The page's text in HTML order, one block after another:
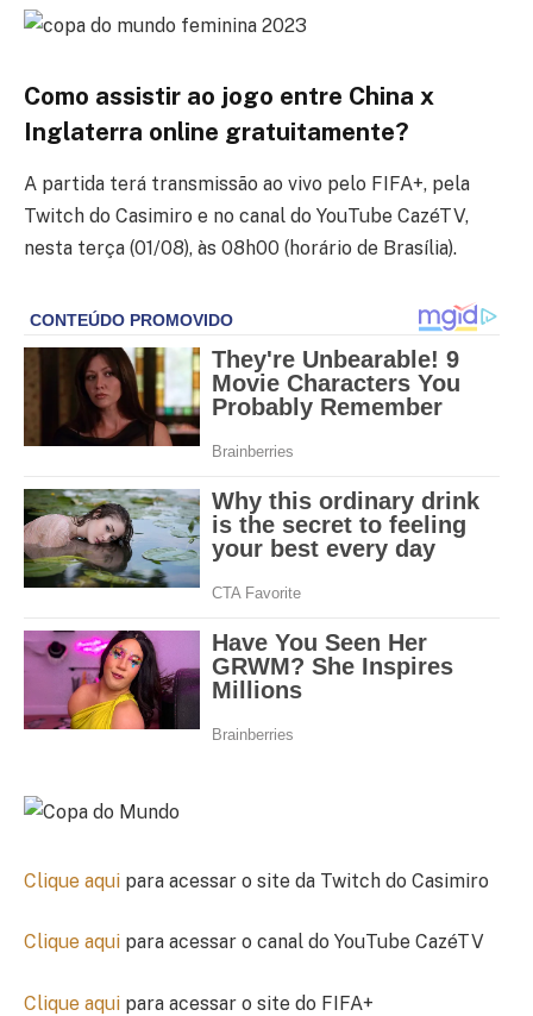
Como assistir ao jogo entre China x
Inglaterra online gratuitamente?
A partida terá transmissão ao vivo pelo FIFA+, pela
Twitch do Casimiro e no canal do YouTube CazéTV,
nesta terça (01/08), às 08h00 (horário de Brasília).
Clique aqui para acessar o site da Twitch do Casimiro
Clique aqui para acessar o canal do YouTube CazéTV
Clique aqui para acessar o site do FIFA+